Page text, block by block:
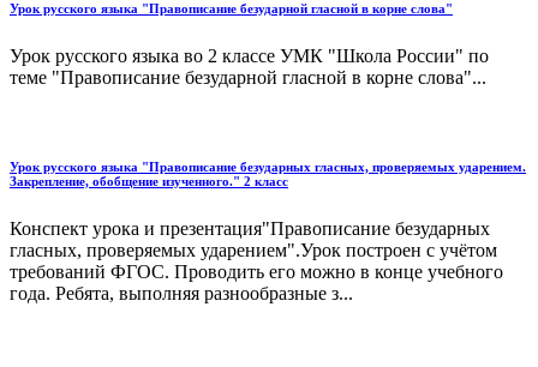
Урок русского языка "Правописание безударной гласной в корне слова"
Урок русского языка во 2 классе УМК "Школа России" по
теме "Правописание безударной гласной в корне слова"...
Урок русского языка "Правописание безударных гласных, проверяемых ударением.
Закрепление, обобщение изученного." 2 класс
Конспект урока и презентация"Правописание безударных
гласных, проверяемых ударением".Урок построен с учётом
требований ФГОС. Проводить его можно в конце учебного
года. Ребята, выполняя разнообразные з...